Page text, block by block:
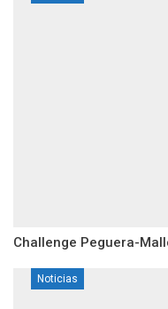
Challenge Peguera-
Noticias